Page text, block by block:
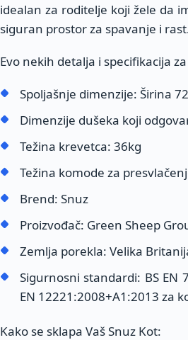
idealan za roditelje koji žele da
siguran prostor za spavanje i
Evo nekih detalja i specifikacija
Spoljašnje dimenzije: Širina
Dimenzije dušeka koji
Težina krevetca: 36kg
Težina komode za
Brend: Snuz
Proizvođač: Green Sheep
Zemlja porekla: Velika
Sigurnosni standardi: BS EN
EN 12221:2008+A1:2013 za
Kako se sklapa Vaš Snuz Kot: